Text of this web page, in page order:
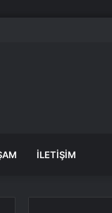
kuracaklar
İLETIŞIM